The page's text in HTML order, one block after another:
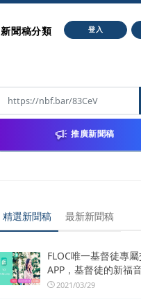
新聞稿分類 登入
推廣新聞稿
精選新聞稿 最新新聞稿
FLOC唯一基督徒專
APP，基督徒的新福
2021/03/29